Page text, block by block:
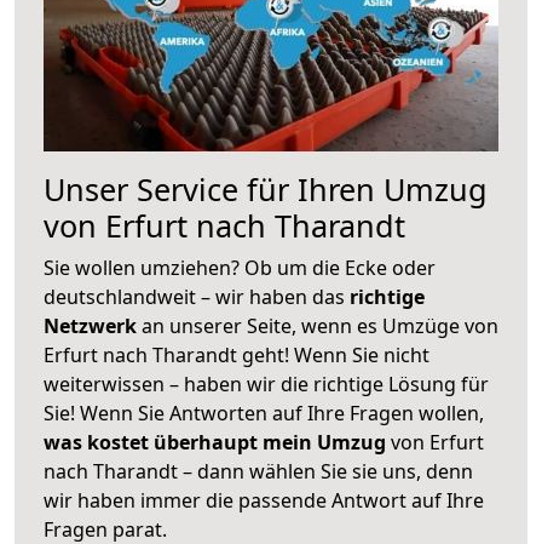
Unser Service für Ihren Umzug
von Erfurt nach Tharandt
Sie wollen umziehen? Ob um die Ecke oder
deutschlandweit – wir haben das richtige
Netzwerkan unserer Seite, wenn es Umzüge von
Erfurt nach Tharandt geht! Wenn Sie nicht
weiterwissen – haben wir die richtige Lösung für
Sie! Wenn Sie Antworten auf Ihre Fragen wollen,
was kostet überhaupt mein Umzug von Erfurt
nach Tharandt – dann wählen Sie sie uns, denn
wir haben immer die passende Antwort auf Ihre
Fragen parat.